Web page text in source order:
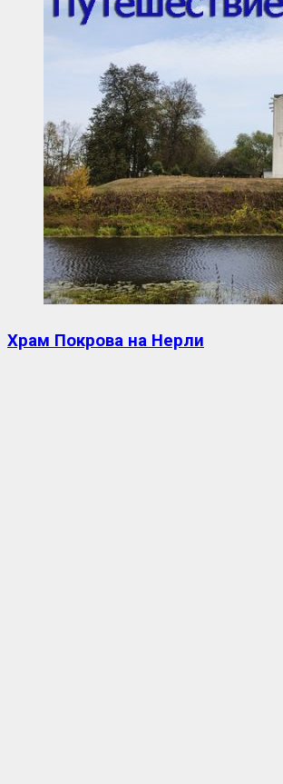
Храм Покрова на Нерли